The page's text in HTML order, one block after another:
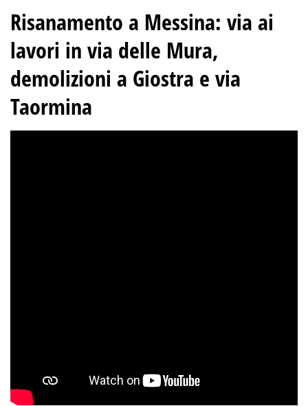
Risanamento a Messina: via ai
lavori in via delle Mura,
demolizioni a Giostra e via
Taormina